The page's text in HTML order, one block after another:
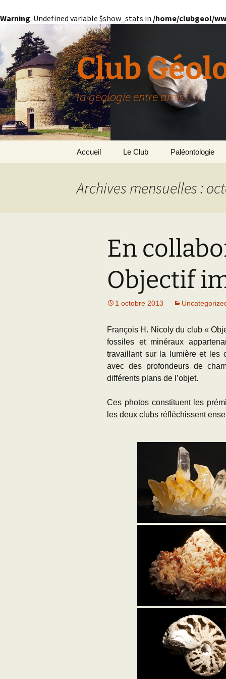
Warning: Undefined variable $show_stats in /home/clubgeol/
au
contenu
Club
la géologie entre amis
Accueil Le Club
Adhésion
restreint)
Paléontologie
Les Travaux de
Paléo
Archives mensuelles :
En
Objectif
1 octobre 2013
François H. Nicoly du club «
fossiles et minéraux
travaillant sur la lumière et les
avec des profondeurs de
différents plans de l’objet.
Ces photos constituent les
les deux clubs réfléchissent